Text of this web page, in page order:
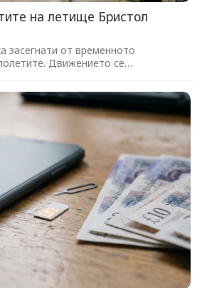
на летище Бристол
засегнати от временното
Движението се